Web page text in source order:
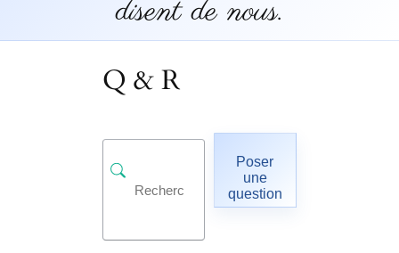
disent de nous.
Q & R
Poser
une
question